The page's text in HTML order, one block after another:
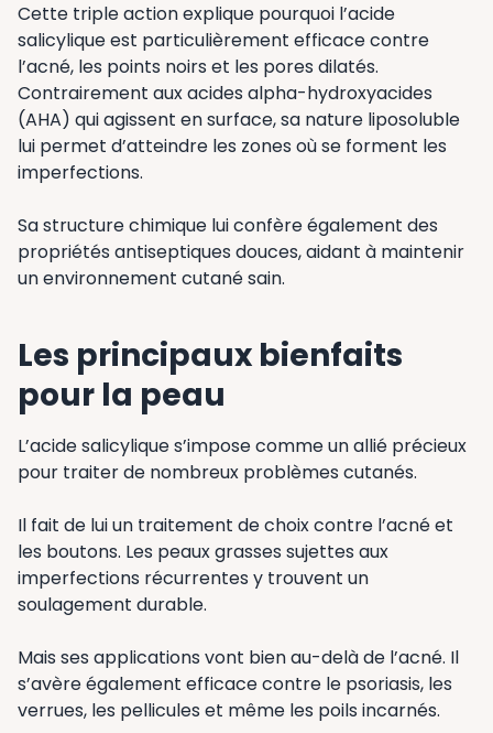
Cette triple action explique pourquoi l’acide
salicylique est particulièrement efficace contre
l’acné, les points noirs et les pores dilatés.
Contrairement aux acides alpha-hydroxyacides
(AHA) qui agissent en surface, sa nature liposoluble
lui permet d’atteindre les zones où se forment les
imperfections.
Sa structure chimique lui confère également des
propriétés antiseptiques douces, aidant à maintenir
un environnement cutané sain.
Les principaux bienfaits
pour la peau
L’acide salicylique s’impose comme un allié précieux
pour traiter de nombreux problèmes cutanés.
Il fait de lui un traitement de choix contre l’acné et
les boutons. Les peaux grasses sujettes aux
imperfections récurrentes y trouvent un
soulagement durable.
Mais ses applications vont bien au-delà de l’acné. Il
s’avère également efficace contre le psoriasis, les
verrues, les pellicules et même les poils incarnés.